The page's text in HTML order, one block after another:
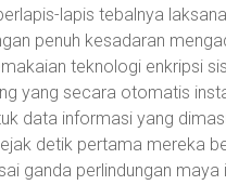
lapis tebalnya
penuh kesadaran
teknologi enkripsi
yang secara otomatis
data informasi yang
detik pertama mereka
ganda perlindungan maya